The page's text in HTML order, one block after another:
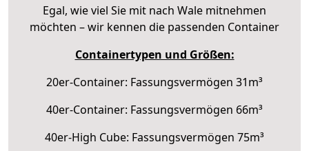
Egal, wie viel Sie mit nach Wale mitnehmen
möchten – wir kennen die passenden Container
Containertypen und Größen:
20er-Container: Fassungsvermögen 31m³
40er-Container: Fassungsvermögen 66m³
40er-High Cube: Fassungsvermögen 75m³